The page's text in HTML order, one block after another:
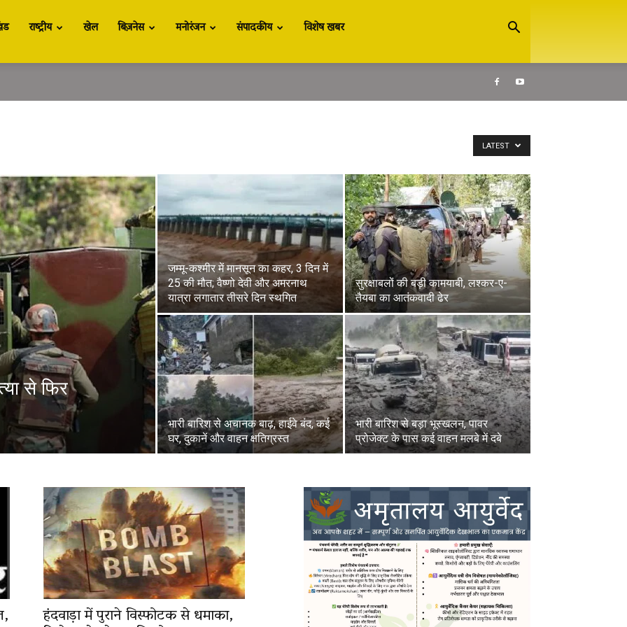
राष्ट्रीय खेल बिज़नेस मनोरंजन संपादकीय विशेष खबर
LATEST
से फिर
जम्मू-कश्मीर में मानसून का कहर, 3 दिन में
25 की मौत; वैष्णो देवी और अमरनाथ
यात्रा लगातार तीसरे दिन स्थगित
सुरक्षाबलों की बड़ी कामयाबी, लश्कर-ए-
तैयबा का आतंकवादी ढेर
भारी बारिश से अचानक बाढ़, हाईवे बंद, कई
घर, दुकानें और वाहन क्षतिग्रस्त
भारी बारिश से बड़ा भूस्खलन, पावर
प्रोजेक्ट के पास कई वाहन मलबे में दबे
हंदवाड़ा में पुराने विस्फोटक से धमाका,